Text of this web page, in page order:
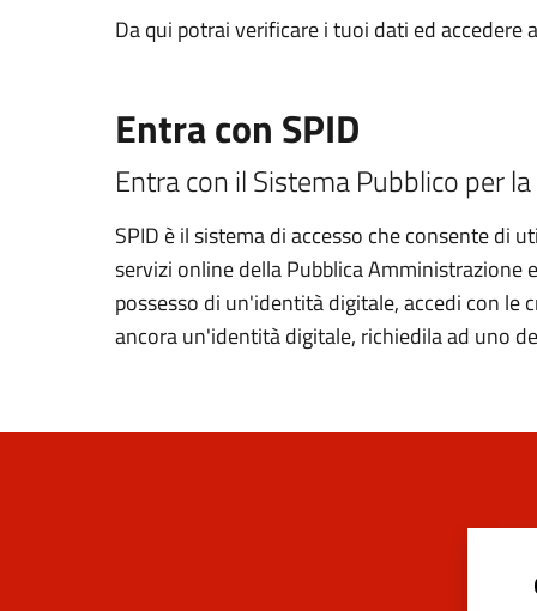
Da qui potrai verificare i tuoi dati ed accedere
Entra con SPID
Entra con il Sistema Pubblico per
SPID è il sistema di accesso che consente di
servizi online della Pubblica Amministrazione
possesso di un'identità digitale, accedi con le
ancora un'identità digitale, richiedila ad uno